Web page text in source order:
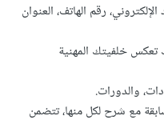
رقم الهاتف، العنوان
خلفيتك المهنية
والدورات.
مع شرح لكل منها، تتضمن